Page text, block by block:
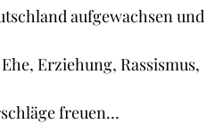
aufgewachsen und
Erziehung, Rassismus,
freuen…